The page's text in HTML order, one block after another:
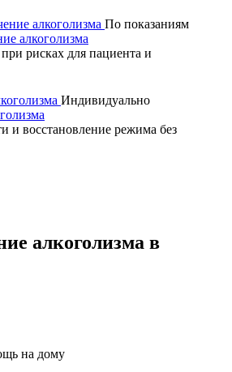
По показаниям
алкоголизма
рисках для пациента и
Индивидуально
и восстановление режима без
алкоголизма в
на дому